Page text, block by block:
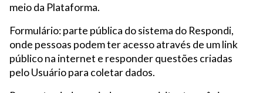
meio da Plataforma.
Formulário: parte pública do sistema do Respondi,
onde pessoas podem ter acesso através de um link
público na internet e responder questões criadas
pelo Usuário para coletar dados.